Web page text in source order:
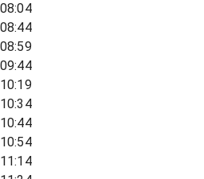
08:04
08:44
08:59
09:44
10:19
10:34
10:44
10:54
11:14